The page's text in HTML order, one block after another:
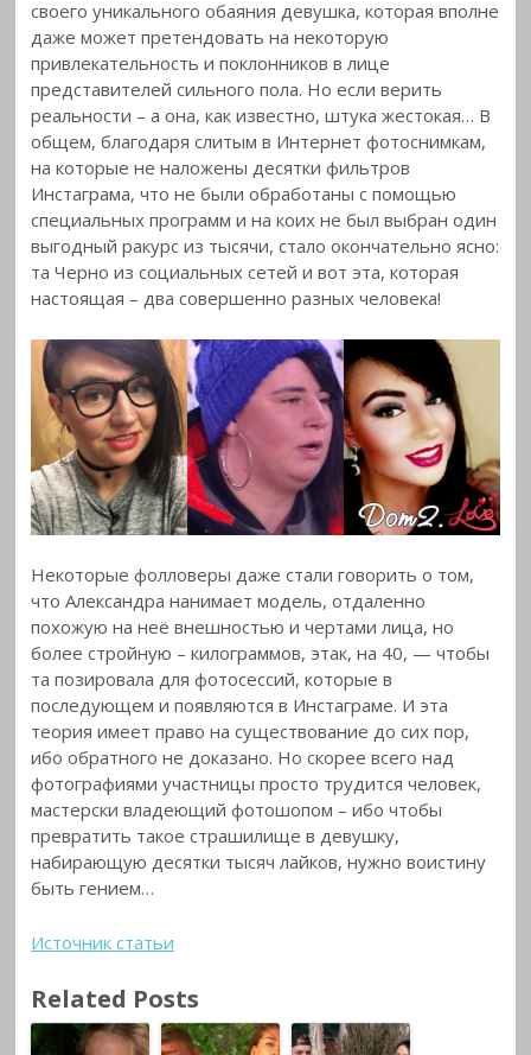
своего уникального обаяния девушка, которая вполне
даже может претендовать на некоторую
привлекательность и поклонников в лице
представителей сильного пола. Но если верить
реальности – а она, как известно, штука жестокая… В
общем, благодаря слитым в Интернет фотоснимкам,
на которые не наложены десятки фильтров
Инстаграма, что не были обработаны с помощью
специальных программ и на коих не был выбран один
выгодный ракурс из тысячи, стало окончательно ясно:
та Черно из социальных сетей и вот эта, которая
настоящая – два совершенно разных человека!
Некоторые фолловеры даже стали говорить о том,
что Александра нанимает модель, отдаленно
похожую на неё внешностью и чертами лица, но
более стройную – килограммов, этак, на 40, — чтобы
та позировала для фотосессий, которые в
последующем и появляются в Инстаграме. И эта
теория имеет право на существование до сих пор,
ибо обратного не доказано. Но скорее всего над
фотографиями участницы просто трудится человек,
мастерски владеющий фотошопом – ибо чтобы
превратить такое страшилище в девушку,
набирающую десятки тысяч лайков, нужно воистину
быть гением…
Источник статьи
Related Posts